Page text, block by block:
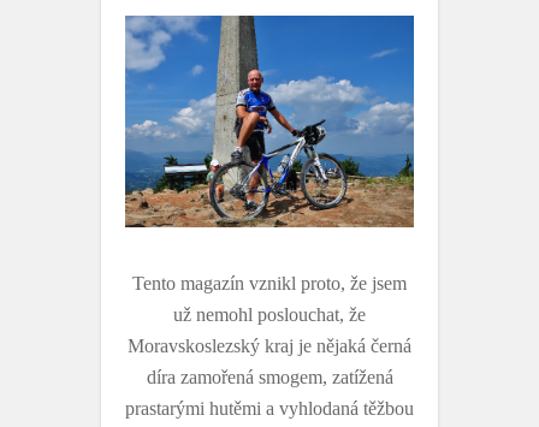
Tento magazín vznikl proto, že jsem
už nemohl poslouchat, že
Moravskoslezský kraj je nějaká černá
díra zamořená smogem, zatížená
prastarými hutěmi a vyhlodaná těžbou